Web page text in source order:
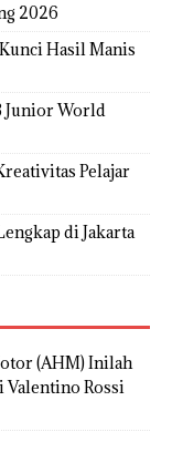
2026
Hasil Manis
Junior World
Pelajar
di Jakarta
(AHM) Inilah
Valentino Rossi